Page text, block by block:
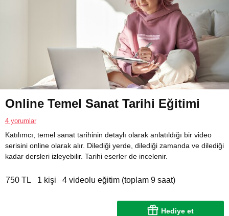
Online Temel Sanat Tarihi Eğitimi
4 yorumlar
Katılımcı, temel sanat tarihinin detaylı olarak anlatıldığı bir video
serisini online olarak alır. Dilediği yerde, dilediği zamanda ve dilediği
kadar dersleri izleyebilir. Tarihi eserler de incelenir.
750 TL 1 kişi 4 videolu eğitim (toplam 9 saat)
Hediye et